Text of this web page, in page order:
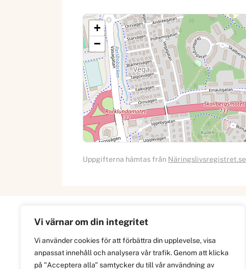
Vi värnar om din integritet
Vi använder cookies för att förbättra din upplevelse, visa
anpassat innehåll och analysera vår trafik. Genom att klicka
på "Acceptera alla" samtycker du till vår användning av
+
−
Uppgifterna hämtas från Näringslivsregistret.se
Information
Om